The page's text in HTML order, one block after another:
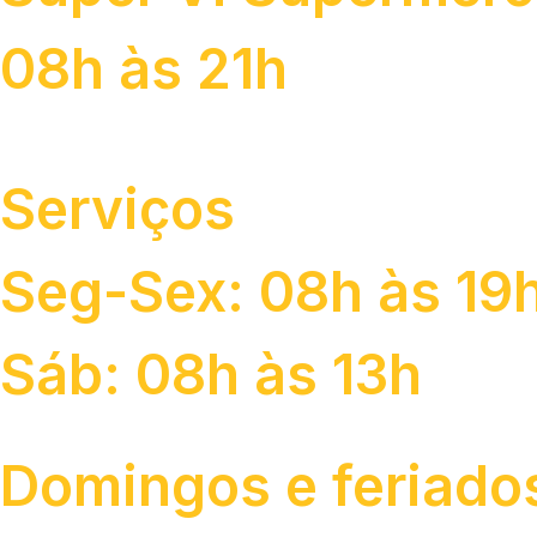
08h às 21h
Serviços
Seg-Sex: 08h às
Sáb: 08h às 13h
Domingos e